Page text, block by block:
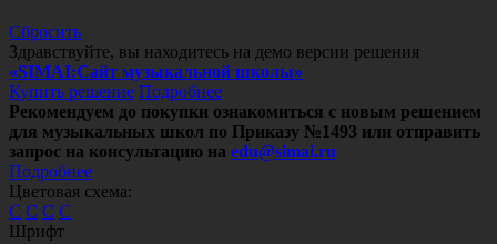
Сбросить
Здравствуйте, вы находитесь на демо версии решения
«SIMAI:Сайт музыкальной школы»
Купить решение Подробнее
Рекомендуем до покупки ознакомиться с новым решением
для музыкальных школ по Приказу №1493 или отправить
запрос на консультацию на edu@simai.ru
Подробнее
Цветовая схема:
C C C C
Шрифт